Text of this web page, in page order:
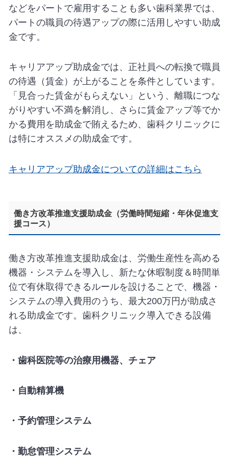
などをパートで雇用することも多い歯科業界では、
パートの職員の待遇アップの際に活用しやすい助成
金です。
キャリアアップ助成金では、正社員への転換で職員
の待遇（賃金）が上がることを条件としています。
「見合った賃金がもらえない」という、離職につな
がりやすい不満を解消し、さらに賃金アップ等でか
かる費用を助成金で賄えるため、歯科クリニックに
は特にオススメの助成金です。
キャリアアップ助成金についての詳細はこちら
働き方改革推進支援助成金（労働時間短縮・年休促進支
援コース）
働き方改革推進支援助成金は、労働生産性を高める
機器・システムを導入し、新たな休暇制度＆時間単
位で有休取得できるルールを設けることで、機器・
システムの導入費用のうち、最大200万円が助成さ
れる助成金です。歯科クリニック導入できる設備
は、
・歯科医院等の治療用機器、チェア
・自動精算機
・予約管理システム
・勤怠管理システム